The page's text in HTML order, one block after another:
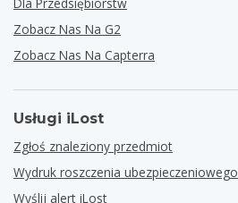
Zobacz Nas Na G2
Zobacz Nas Na Capterra
Usługi iLost
Zgłoś znaleziony przedmiot
Wydruk roszczenia ubezpieczeniowego
Wyślij alert iLost